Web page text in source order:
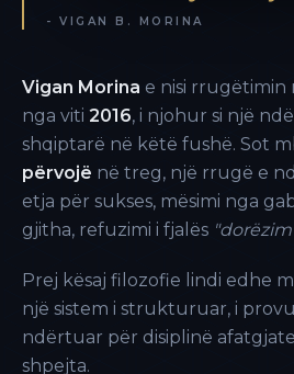
- VIGAN B. MORINA
Vigan Morina e nisi rrugëtimin
nga viti 2016, i njohur si një
shqiptarë në këtë fushë. Sot
përvojë në treg, një rrugë e
etja për sukses, mësimi nga
gjitha, refuzimi i fjalës
Prej kësaj filozofie lindi edhe
një sistem i strukturuar, i
ndërtuar për disiplinë
shpejta.